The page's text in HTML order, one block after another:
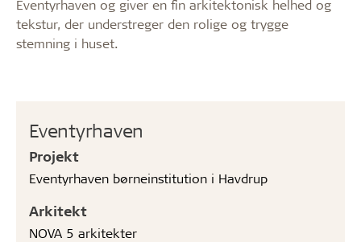
Eventyrhaven
Projekt
Eventyrhaven børneinstitution i Havdrup
Arkitekt
NOVA 5 arkitekter
Eventyrhaven og giver en fin arkitektonisk helhed og
tekstur, der understreger den rolige og trygge
stemning i huset.